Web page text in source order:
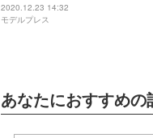
2020.12.23 14:32
モデルプレス
あなたにおすすめの